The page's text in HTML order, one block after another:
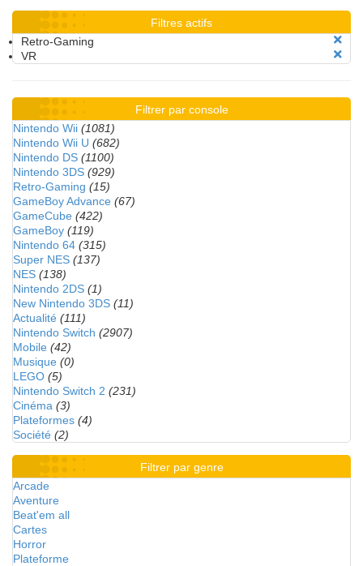
Filtres actifs
Retro-Gaming
VR
Filtrer par console
Nintendo Wii (1081)
Nintendo Wii U (682)
Nintendo DS (1100)
Nintendo 3DS (929)
Retro-Gaming (15)
GameBoy Advance (67)
GameCube (422)
GameBoy (119)
Nintendo 64 (315)
Super NES (137)
NES (138)
Nintendo 2DS (1)
New Nintendo 3DS (11)
Actualité (111)
Nintendo Switch (2907)
Mobile (42)
Musique (0)
LEGO (5)
Nintendo Switch 2 (231)
Cinéma (3)
Plateformes (4)
Société (2)
Filtrer par genre
Arcade
Aventure
Beat'em all
Cartes
Horror
Plateforme